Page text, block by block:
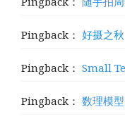
Pingback： 好摄之秋
Pingback： Small
Pingback： 数理模